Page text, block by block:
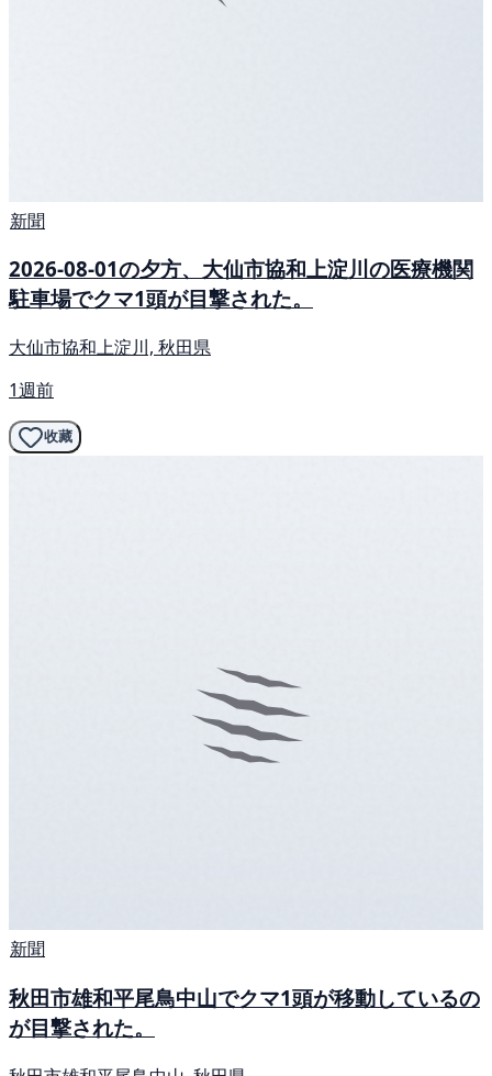
新聞
2026-08-01の夕方、大仙市協和上淀川の医療機関
駐車場でクマ1頭が目撃された。
大仙市協和上淀川, 秋田県
1週前
收藏
新聞
秋田市雄和平尾鳥中山でクマ1頭が移動しているの
が目撃された。